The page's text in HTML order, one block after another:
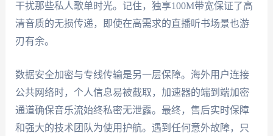
干扰那些私人歌单时光。记住，独享100M带宽保证了高
清音质的无损传递，即使在高需求的直播听书场景也游
刃有余。
数据安全加密与专线传输是另一层保障。海外用户连接
公共网络时，个人信息易被截取，加速器的端到端加密
通道确保音乐流始终私密无泄露。最终，售后实时保障
和强大的技术团队为使用护航。遇到任何意外故障，只